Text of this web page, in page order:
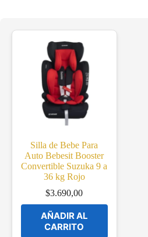
Silla de Bebe Para
Auto Bebesit Booster
Convertible Suzuka 9 a
36 kg Rojo
$3.690,00
AÑADIR AL
CARRITO